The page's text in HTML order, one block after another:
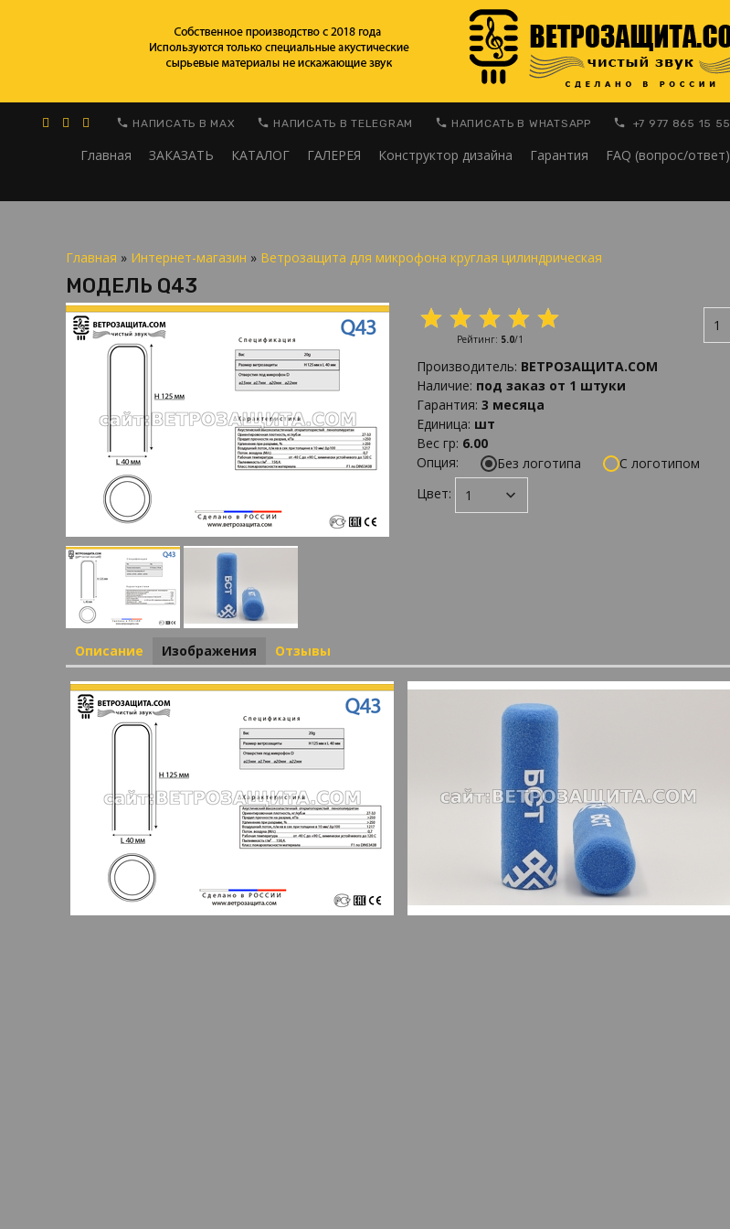
НАПИСАТЬ В MAX НАПИСАТЬ В TELEGRAM НАПИСАТЬ В WHATSAPP +7 977 865 15 55
Главная ЗАКАЗАТЬ КАТАЛОГ ГАЛЕРЕЯ Конструктор дизайна Гарантия FAQ (вопрос/ответ)
Главная » Интернет-магазин » Ветрозащита для микрофона круглая цилиндрическая
МОДЕЛЬ Q43
Рейтинг: 5.0/1
Производитель: ВЕТРОЗАЩИТА.COM
Наличие: под заказ от 1 штуки
Гарантия: 3 месяца
Единица: шт
Вес гр: 6.00
Опция:
Без логотипа
С логотипом
Цвет:
Описание Изображения Отзывы